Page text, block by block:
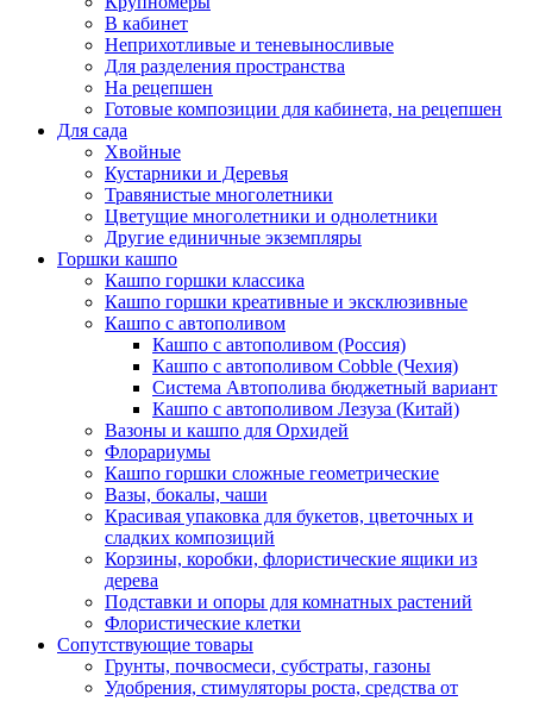
В кабинет
Неприхотливые и теневыносливые
Для разделения пространства
На рецепшен
Готовые композиции для кабинета, на рецепшен
Для сада
Хвойные
Кустарники и Деревья
Травянистые многолетники
Цветущие многолетники и однолетники
Другие единичные экземпляры
Горшки кашпо
Кашпо горшки классика
Кашпо горшки креативные и эксклюзивные
Кашпо с автополивом
Кашпо с автополивом (Россия)
Кашпо с автополивом Cobble (Чехия)
Система Автополива бюджетный вариант
Кашпо с автополивом Лезуза (Китай)
Вазоны и кашпо для Орхидей
Флорариумы
Кашпо горшки сложные геометрические
Вазы, бокалы, чаши
Красивая упаковка для букетов, цветочных и
сладких композиций
Корзины, коробки, флористические ящики из
дерева
Подставки и опоры для комнатных растений
Флористические клетки
Сопутствующие товары
Грунты, почвосмеси, субстраты, газоны
Удобрения, стимуляторы роста, средства от